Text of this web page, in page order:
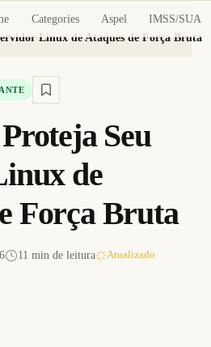
Categories Aspel IMSS/SUA
Linux de Ataques de Força Bruta
Seu
de
Força Bruta
11 min de leitura Atualizado